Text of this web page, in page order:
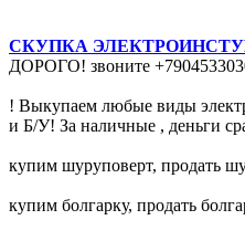
СКУПКА
ДОРОГО! звоните
! Выкупаем любые виды
и Б/У! За наличные , деньги
купим шуруповерт, продать
купим болгарку, продать